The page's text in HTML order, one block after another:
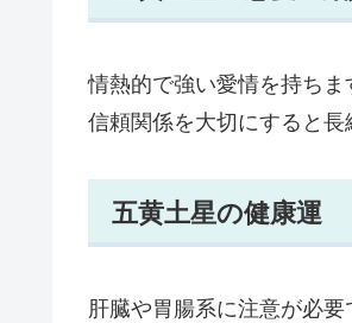
情熱的で強い愛情を持ちま
信頼関係を大切にすると長
五黄土星の健康運
肝臓や胃腸系に注意が必要